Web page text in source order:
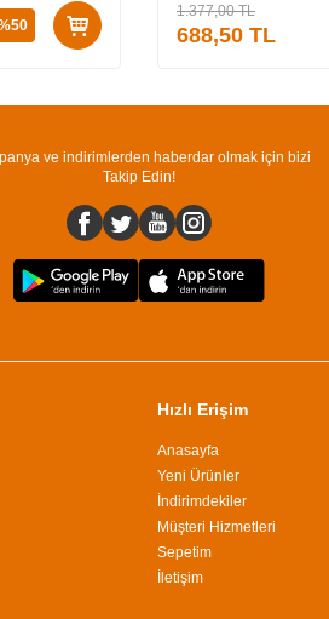
50
1.377,00TL
688,50 TL
ve indirimlerden haberdar olmak için bizi
Takip Edin!
Hızlı Erişim
Anasayfa
Yeni Ürünler
İndirimdekiler
Müşteri Hizmetleri
Sepetim
İletişim